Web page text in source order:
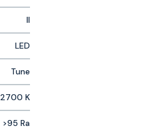
II
LED
Tune
2700 K
>95 Ra